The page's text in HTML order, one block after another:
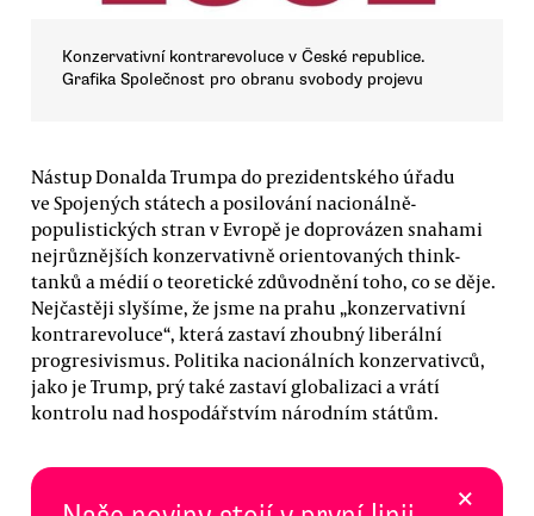
Konzervativní kontrarevoluce v České republice.
Grafika Společnost pro obranu svobody projevu
Nástup Donalda Trumpa do prezidentského úřadu
ve Spojených státech a posilování nacionálně-
populistických stran v Evropě je doprovázen snahami
nejrůznějších konzervativně orientovaných think-
tanků a médií o teoretické zdůvodnění toho, co se děje.
Nejčastěji slyšíme, že jsme na prahu „konzervativní
kontrarevoluce“, která zastaví zhoubný liberální
progresivismus. Politika nacionálních konzervativců,
jako je Trump, prý také zastaví globalizaci a vrátí
kontrolu nad hospodářstvím národním státům.
×